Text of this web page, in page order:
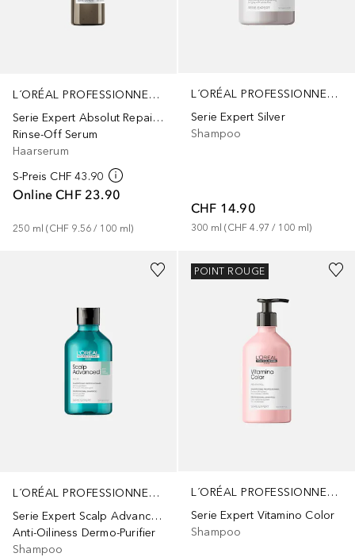
L´ORÉAL PROFESSIONNEL PARIS
Serie Expert Absolut Repair Molecular
Rinse-Off Serum
Haarserum
S-Preis CHF 43.90
Online CHF 23.90
250 ml (CHF 9.56 / 100 ml)
L´ORÉAL PROFESSIONNEL PARIS
Serie Expert Silver
Shampoo
CHF 14.90
300 ml (CHF 4.97 / 100 ml)
L´ORÉAL PROFESSIONNEL PARIS
Serie Expert Scalp Advanced
Anti-Oiliness Dermo-Purifier
Shampoo
L´ORÉAL PROFESSIONNEL PARIS
Serie Expert Vitamino Color
Shampoo
POINT ROUGE